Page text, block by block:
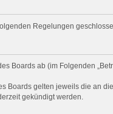
Regelungen
Boards ab (im Folgenden
Boards gelten jeweils die an
gekündigt werden.